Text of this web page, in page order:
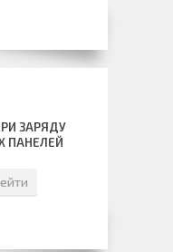
ЗАРЯДУ
ПАНЕЛЕЙ